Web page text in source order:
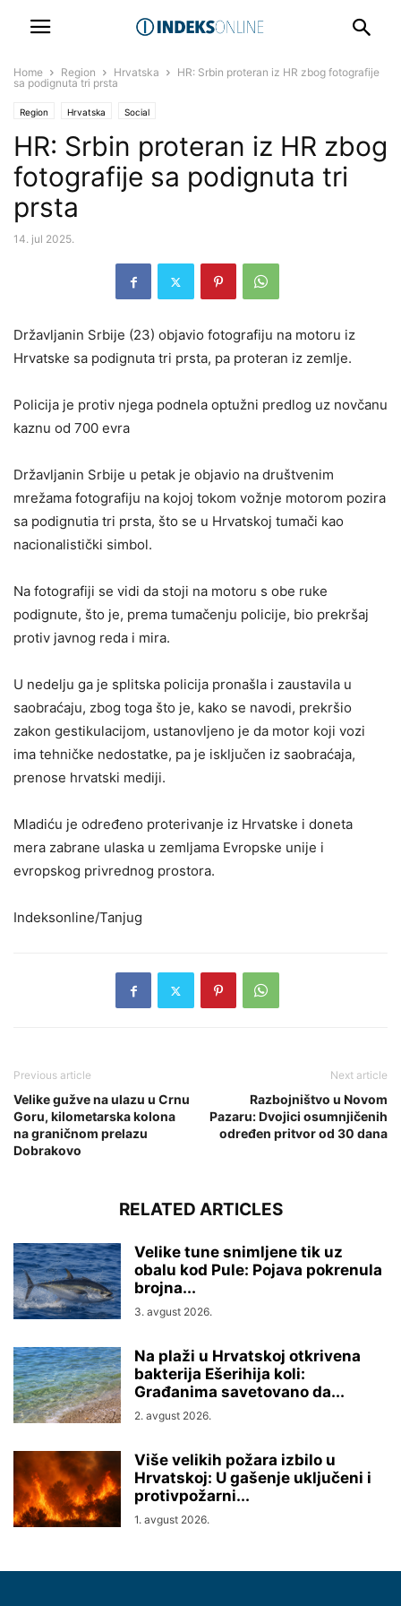
Home Region Hrvatska
HR: Srbin proteran iz HR zbog fotografije
sa podignuta tri prsta
Region Hrvatska Social
HR: Srbin proteran iz HR zbog
fotografije sa podignuta tri
prsta
14. jul 2025.
Državljanin Srbije (23) objavio fotografiju na motoru iz
Hrvatske sa podignuta tri prsta, pa proteran iz zemlje.
Policija je protiv njega podnela optužni predlog uz novčanu
kaznu od 700 evra
Državljanin Srbije u petak je objavio na društvenim
mrežama fotografiju na kojoj tokom vožnje motorom pozira
sa podignutia tri prsta, što se u Hrvatskoj tumači kao
nacionalistički simbol.
Na fotografiji se vidi da stoji na motoru s obe ruke
podignute, što je, prema tumačenju policije, bio prekršaj
protiv javnog reda i mira.
U nedelju ga je splitska policija pronašla i zaustavila u
saobraćaju, zbog toga što je, kako se navodi, prekršio
zakon gestikulacijom, ustanovljeno je da motor koji vozi
ima tehničke nedostatke, pa je isključen iz saobraćaja,
prenose hrvatski mediji.
Mladiću je određeno proterivanje iz Hrvatske i doneta
mera zabrane ulaska u zemljama Evropske unije i
evropskog privrednog prostora.
Indeksonline/Tanjug
Previous article
Velike gužve na ulazu u Crnu
Goru, kilometarska kolona
na graničnom prelazu
Dobrakovo
Next article
Razbojništvo u Novom
Pazaru: Dvojici osumnjičenih
određen pritvor od 30 dana
RELATED ARTICLES
Velike tune snimljene tik uz
obalu kod Pule: Pojava pokrenula
brojna...
3. avgust 2026.
Na plaži u Hrvatskoj otkrivena
bakterija Ešerihija koli:
Građanima savetovano da...
2. avgust 2026.
Više velikih požara izbilo u
Hrvatskoj: U gašenje uključeni i
protivpožarni...
1. avgust 2026.